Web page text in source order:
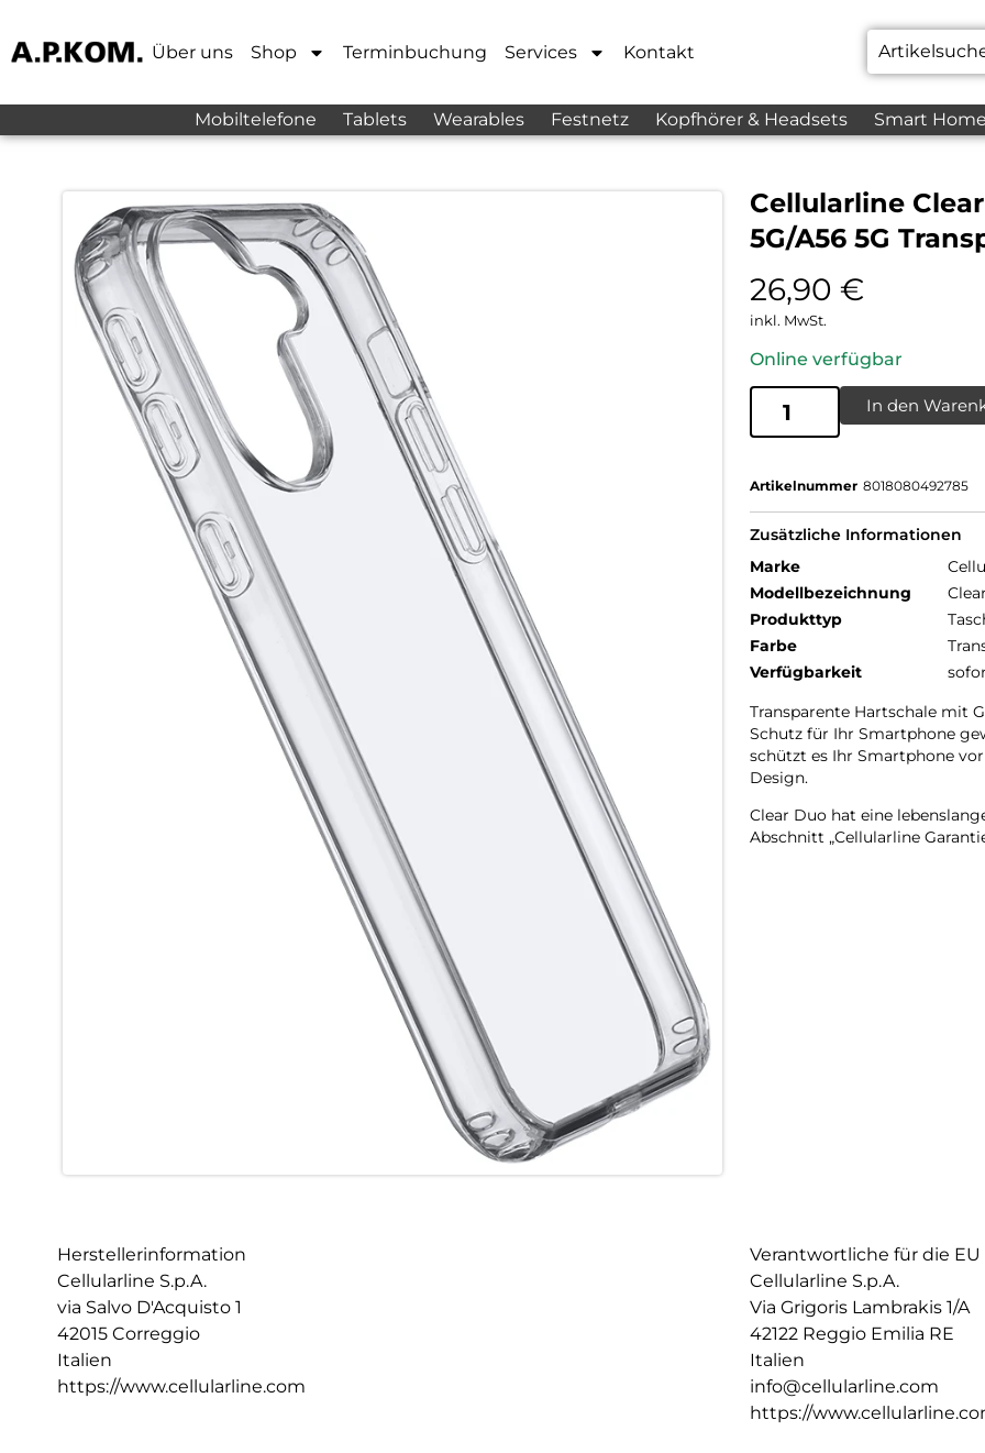
Über uns Shop Terminbuchung Services Kontakt
Mobiltelefone Tablets Wearables Festnetz Kopfhörer & Headsets Smart
Cellularline
5G/A56 5G
26,90 €
inkl. MwSt.
Online verfügbar
In den
Artikelnummer 8018080492785
Zusätzliche Informationen
Marke
Modellbezeichnung
Produkttyp
Farbe
Verfügbarkeit
Transparente Hartschale mit
Schutz für Ihr Smartphone
schützt es Ihr Smartphone
Design.
Clear Duo hat eine
Abschnitt „Cellularline
Herstellerinformation
Cellularline S.p.A.
via Salvo D'Acquisto 1
42015 Correggio
Italien
https://www.cellularline.com
Verantwortliche für die EU
Cellularline S.p.A.
Via Grigoris Lambrakis 1/A
42122 Reggio Emilia RE
Italien
info@cellularline.com
https://